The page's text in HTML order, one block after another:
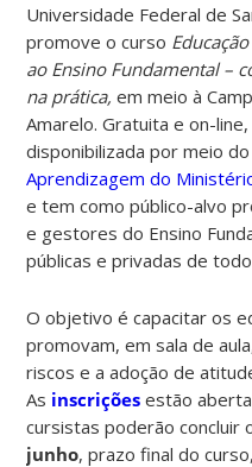
Universidade Federal de
promove o curso
ao Ensino Fundamental –
na prática,em meio à
Amarelo. Gratuita e on-
disponibilizada por meio
Aprendizagem do
e tem como público-alvo
e gestores do Ensino
públicas e privadas de
O objetivo é capacitar os
promovam, em sala de
riscos e a adoção de
As inscrições estão
cursistas poderão concluir
junho, prazo final do